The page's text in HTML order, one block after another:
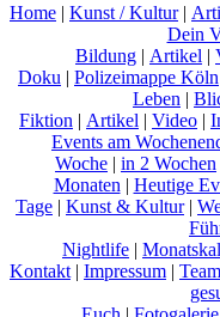
Home | Kunst / Kultur|
Dein
Bildung | Artikel |
Doku | Polizeimappe Köln
Leben |
Fiktion | Artikel | Video |
Events am
Woche | in 2 Wochen
Monaten | Heutige
Tage | Kunst & Kultur|
Nightlife |
Kontakt | Impressum | Team